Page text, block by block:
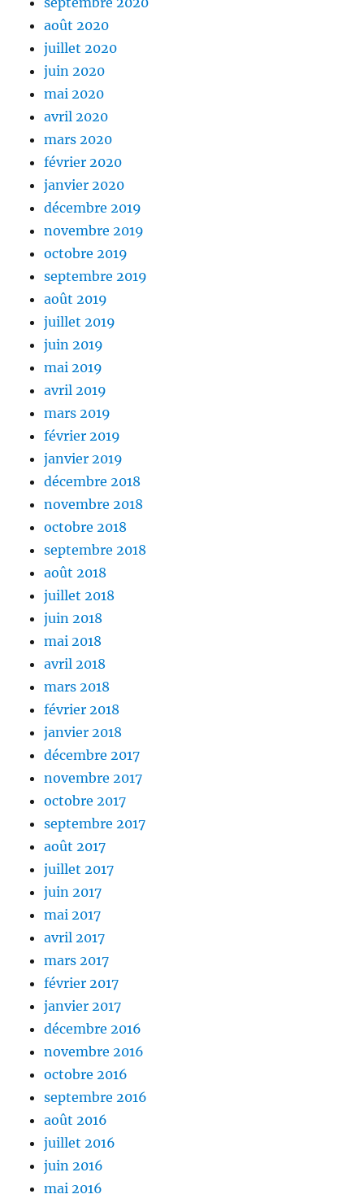
août 2020
juillet 2020
juin 2020
mai 2020
avril 2020
mars 2020
février 2020
janvier 2020
décembre 2019
novembre 2019
octobre 2019
septembre 2019
août 2019
juillet 2019
juin 2019
mai 2019
avril 2019
mars 2019
février 2019
janvier 2019
décembre 2018
novembre 2018
octobre 2018
septembre 2018
août 2018
juillet 2018
juin 2018
mai 2018
avril 2018
mars 2018
février 2018
janvier 2018
décembre 2017
novembre 2017
octobre 2017
septembre 2017
août 2017
juillet 2017
juin 2017
mai 2017
avril 2017
mars 2017
février 2017
janvier 2017
décembre 2016
novembre 2016
octobre 2016
septembre 2016
août 2016
juillet 2016
juin 2016
mai 2016